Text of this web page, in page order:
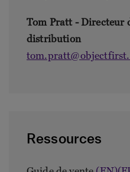
Tom Pratt - Directeur
distribution
Ressources